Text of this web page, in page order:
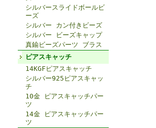
シルバースライドボールビ
ーズ
シルバー カン付きビーズ
シルバー ビーズキャップ
真鍮ビーズパーツ ブラス
ピアスキャッチ
14KGFピアスキャッチ
シルバー925ピアスキャッ
チ
10金 ピアスキャッチパー
ツ
14金 ピアスキャッチパー
ツ